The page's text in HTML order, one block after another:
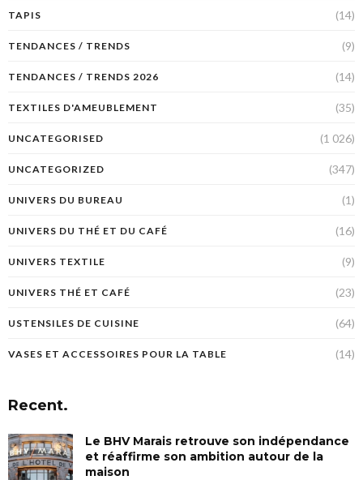
TAPIS (14)
TENDANCES / TRENDS (9)
TENDANCES / TRENDS 2026 (14)
TEXTILES D'AMEUBLEMENT (35)
UNCATEGORISED (1 026)
UNCATEGORIZED (347)
UNIVERS DU BUREAU (1)
UNIVERS DU THÉ ET DU CAFÉ (16)
UNIVERS TEXTILE (9)
UNIVERS THÉ ET CAFÉ (23)
USTENSILES DE CUISINE (64)
VASES ET ACCESSOIRES POUR LA TABLE (14)
Recent.
Le BHV Marais retrouve son indépendance
et réaffirme son ambition autour de la
maison